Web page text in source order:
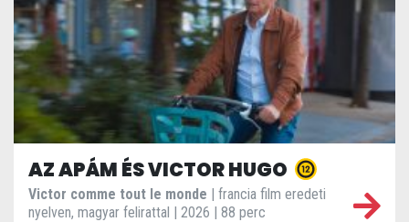
AZ APÁM ÉS VICTOR HUGO
Victor comme tout le monde | francia film eredeti
nyelven, magyar felirattal | 2026 | 88 perc